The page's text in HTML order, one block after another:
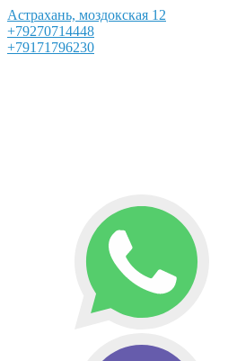
Астрахань, моздокская 12
+79270714448
+79171796230